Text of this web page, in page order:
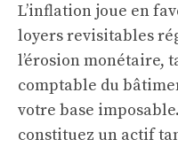
L’inflation joue en
loyers revisitables
l’érosion monétaire,
comptable du
votre base
constituez un actif